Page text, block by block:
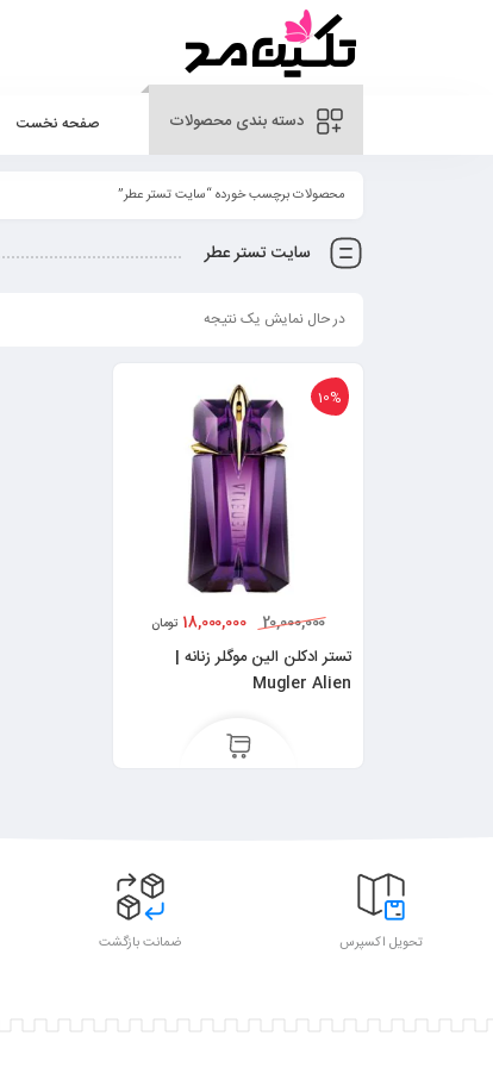
دسته بندی محصولات صفحه نخست
محصولات برچسب خورده “سایت تستر عطر”
سایت تستر عطر
در حال نمایش یک نتیجه
10%
20,000,000
18,000,000 تومان
تستر ادکلن الین موگلر زنانه |
Mugler Alien
تحویل اکسپرس ضمانت بازگشت